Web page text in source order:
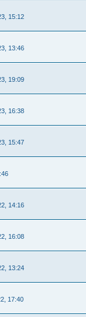
15:12
13:46
19:09
16:38
15:47
14:16
16:08
13:24
17:40